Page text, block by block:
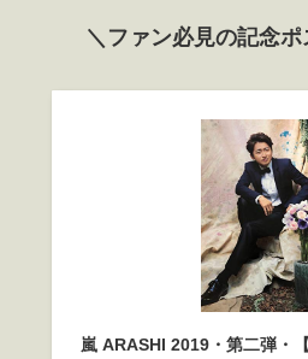
＼ファン必見の記念
嵐 ARASHI 2019・第二弾・